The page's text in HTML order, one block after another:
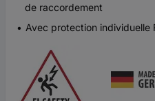
de raccordement
Avec protection individuelle